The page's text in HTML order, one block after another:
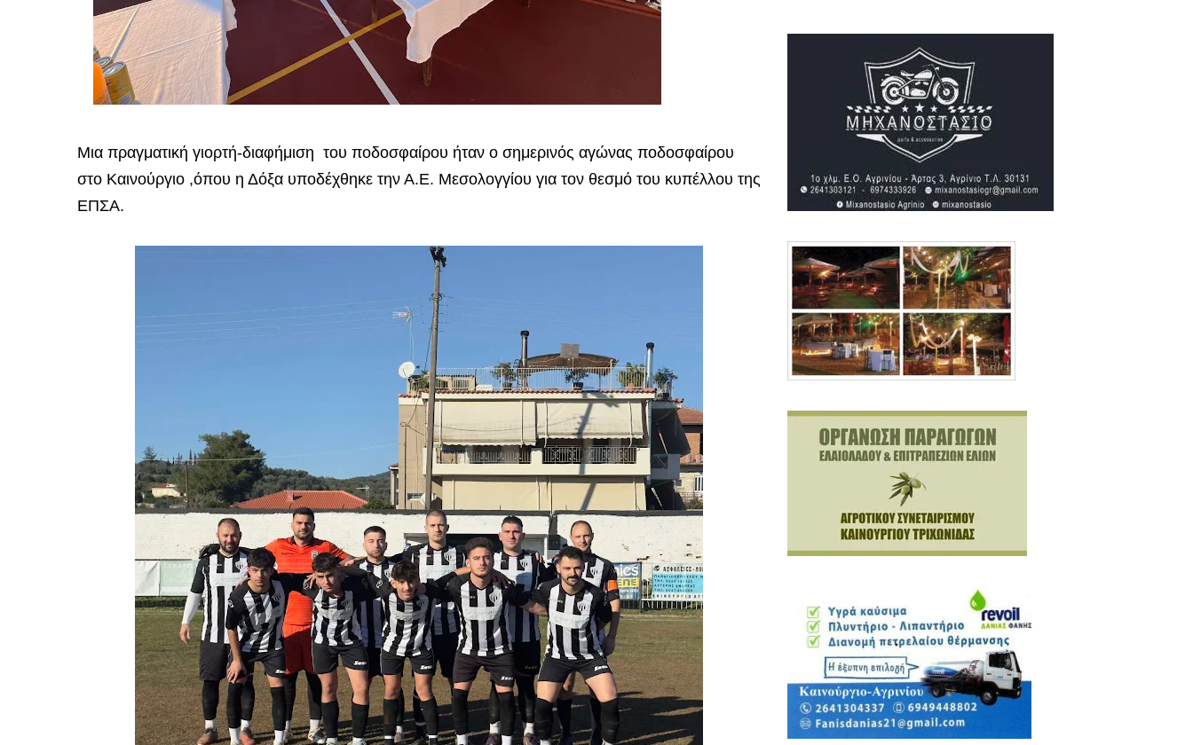
Μια πραγματική γιορτή-διαφήμιση του ποδοσφαίρου ήταν ο σημερινός αγώνας ποδοσφαίρου
στο Καινούργιο ,όπου η Δόξα υποδέχθηκε την Α.Ε. Μεσολογγίου για τον θεσμό του κυπέλλου της
ΕΠΣΑ.